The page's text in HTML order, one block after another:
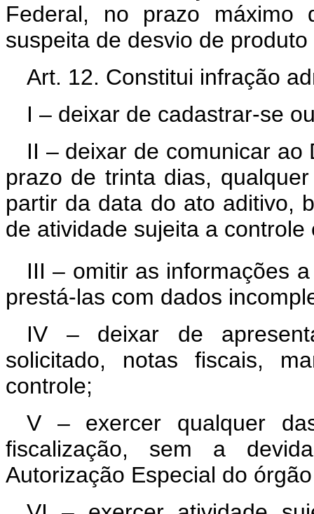
Federal, no prazo máximo
suspeita de desvio de
Art. 12. Constitui infração
I – deixar de cadastrar-se
II – deixar de comunicar
prazo de trinta dias,
partir da data do ato aditivo,
de atividade sujeita a controle
III – omitir as informações
prestá-las com dados
IV – deixar de
solicitado, notas fiscais,
controle;
V – exercer qualquer
fiscalização, sem a
Autorização Especial do